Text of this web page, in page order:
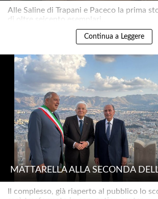
Alle Saline di Trapani e Paceco la prima
di oltre seicento esemplari..
Continua a Leggere
MATTARELLA ALLA SECONDA
Il complesso, già riaperto al pubblico lo